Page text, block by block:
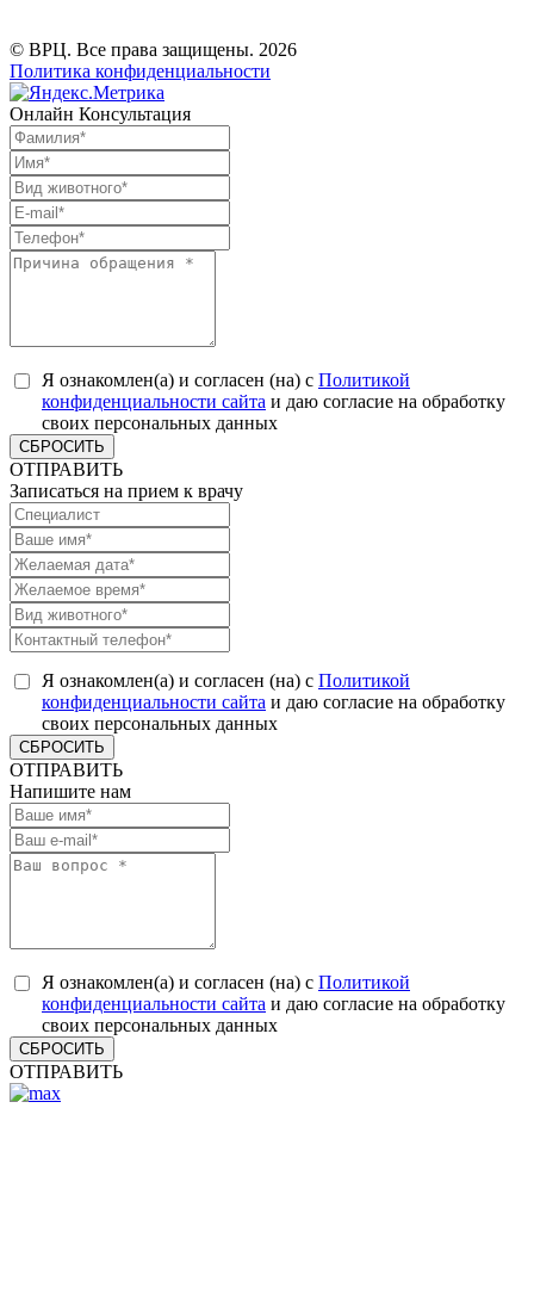
© ВРЦ. Все права защищены. 2026
Политика конфиденциальности
Онлайн Консультация
Я ознакомлен(а) и согласен (на) с Политикой
конфиденциальности сайта и даю согласие на обработку
своих персональных данных
СБРОСИТЬ
ОТПРАВИТЬ
Записаться на прием к врачу
Я ознакомлен(а) и согласен (на) с Политикой
конфиденциальности сайта и даю согласие на обработку
своих персональных данных
СБРОСИТЬ
ОТПРАВИТЬ
Напишите нам
Я ознакомлен(а) и согласен (на) с Политикой
конфиденциальности сайта и даю согласие на обработку
своих персональных данных
СБРОСИТЬ
ОТПРАВИТЬ